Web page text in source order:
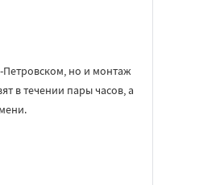
Петровском, но и монтаж
в течении пары часов, а